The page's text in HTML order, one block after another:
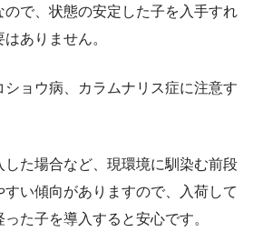
で、状態の安定した子を入手すれ
ありません。
ョウ病、カラムナリス症に注意す
た場合など、現環境に馴染む前段
い傾向がありますので、入荷して
た子を導入すると安心です。